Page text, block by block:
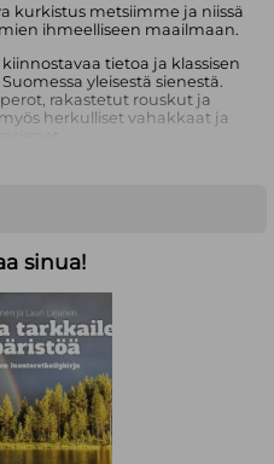
kurkistus metsiimme ja niissä
ihmeelliseen maailmaan.
tietoa ja klassisen
yleisestä sienestä.
rakastetut rouskut ja
herkulliset vahakkaat ja
perusteet, joiden avulla
lajikuvausten lisäksi kirja
ja tärkeistä tehtävistä
tekstit ja
sivuilla rinnatusten
ja luontoaiheisten sitaattien
opus Suomen kasveista!
Paras ja kaunein
sinua!